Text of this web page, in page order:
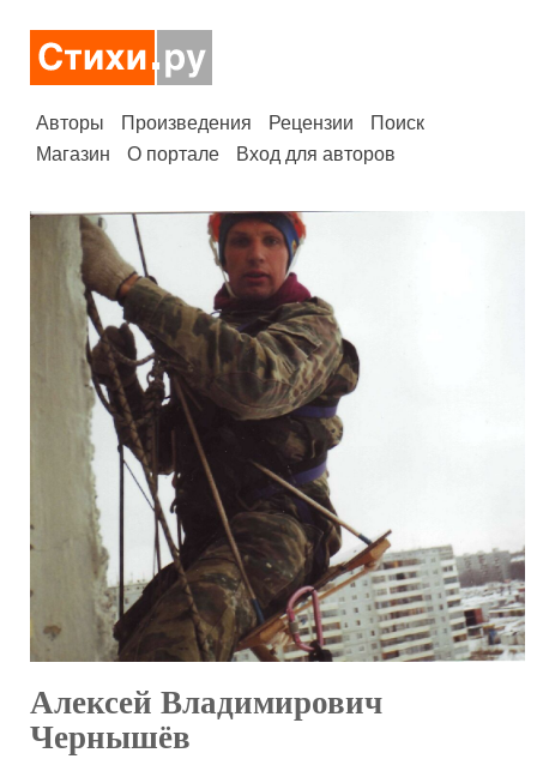
Авторы Произведения Рецензии
Поиск
Магазин
О портале Вход для авторов
Алексей Владимирович
Чернышёв